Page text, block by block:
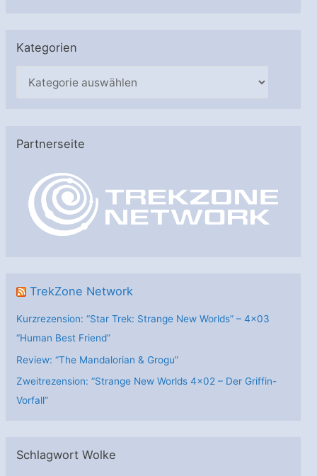
Kategorien
g
Partnerseite
TrekZone Network
Kurzrezension: “Star Trek: Strange New Worlds” – 4×03
“Human Best Friend”
Review: “The Mandalorian & Grogu”
Zweitrezension: “Strange New Worlds 4×02 – Der Griffin-
Vorfall”
Schlagwort Wolke